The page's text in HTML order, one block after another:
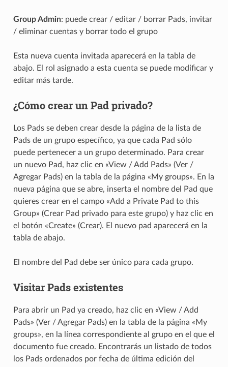
Group Admin: puede crear / editar / borrar Pads, invitar
/ eliminar cuentas y borrar todo el grupo
Esta nueva cuenta invitada aparecerá en la tabla de
abajo. El rol asignado a esta cuenta se puede modificar y
editar más tarde.
¿Cómo crear un Pad privado?
Los Pads se deben crear desde la página de la lista de
Pads de un grupo específico, ya que cada Pad sólo
puede pertenecer a un grupo determinado. Para crear
un nuevo Pad, haz clic en «View / Add Pads» (Ver /
Agregar Pads) en la tabla de la página «My groups». En la
nueva página que se abre, inserta el nombre del Pad que
quieres crear en el campo «Add a Private Pad to this
Group» (Crear Pad privado para este grupo) y haz clic en
el botón «Create» (Crear). El nuevo pad aparecerá en la
tabla de abajo.
El nombre del Pad debe ser único para cada grupo.
Visitar Pads existentes
Para abrir un Pad ya creado, haz clic en «View / Add
Pads» (Ver / Agregar Pads) en la tabla de la página «My
groups», en la línea correspondiente al grupo en el que el
documento fue creado. Encontrarás un listado de todos
los Pads ordenados por fecha de última edición del